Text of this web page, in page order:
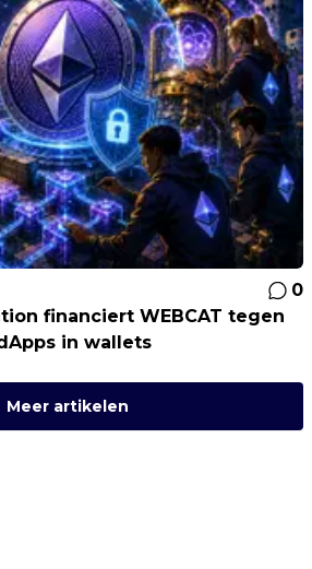
0
financiert WEBCAT tegen
in wallets
Meer artikelen